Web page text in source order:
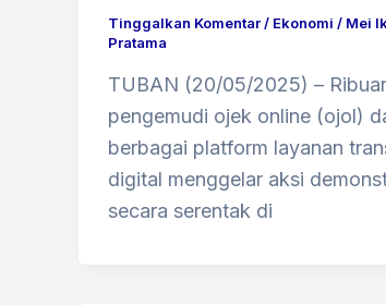
Tinggalkan Komentar/ Ekonomi / Mei
Pratama
TUBAN (20/05/2025) –
pengemudi ojek online (ojol)
berbagai platform layanan
digital menggelar aksi
secara serentak di